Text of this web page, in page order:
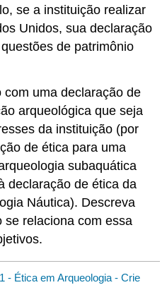
se a instituição realizar
Unidos, sua declaração
de patrimônio
uma declaração de
arqueológica que seja
da instituição (por
de ética para uma
subaquática
declaração de ética da
Náutica). Descreva
se relaciona com essa
- Ética em Arqueologia - Crie